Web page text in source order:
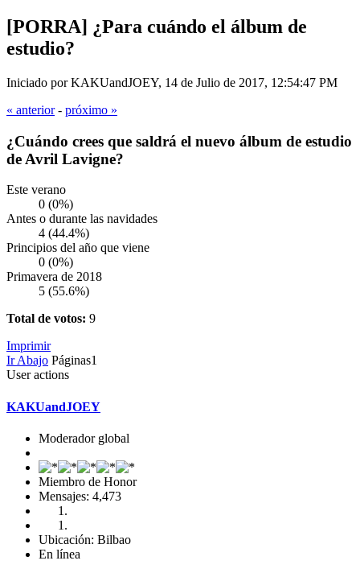
[PORRA] ¿Para cuándo el álbum de
estudio?
Iniciado por KAKUandJOEY, 14 de Julio de 2017, 12:54:47 PM
« anterior- próximo »
¿Cuándo crees que saldrá el nuevo álbum de estudio
de Avril Lavigne?
Este verano
0 (0%)
Antes o durante las navidades
4 (44.4%)
Principios del año que viene
0 (0%)
Primavera de 2018
5 (55.6%)
Total de votos: 9
Imprimir
Ir Abajo Páginas1
User actions
KAKUandJOEY
Moderador global
Miembro de Honor
Mensajes: 4,473
Ubicación: Bilbao
En línea